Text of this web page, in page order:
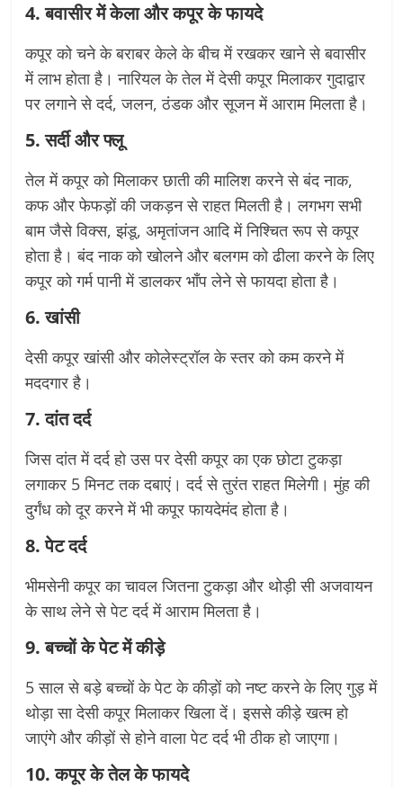
4. बवासीर में केला और कपूर के फायदे
कपूर को चने के बराबर केले के बीच में रखकर खाने से बवासीर
में लाभ होता है। नारियल के तेल में देसी कपूर मिलाकर गुदाद्वार
पर लगाने से दर्द, जलन, ठंडक और सूजन में आराम मिलता है।
5. सर्दी और फ्लू
तेल में कपूर को मिलाकर छाती की मालिश करने से बंद नाक,
कफ और फेफड़ों की जकड़न से राहत मिलती है। लगभग सभी
बाम जैसे विक्स, झंडू, अमृतांजन आदि में निश्चित रूप से कपूर
होता है। बंद नाक को खोलने और बलगम को ढीला करने के लिए
कपूर को गर्म पानी में डालकर भाँप लेने से फायदा होता है।
6. खांसी
देसी कपूर खांसी और कोलेस्ट्रॉल के स्तर को कम करने में
मददगार है।
7. दांत दर्द
जिस दांत में दर्द हो उस पर देसी कपूर का एक छोटा टुकड़ा
लगाकर 5 मिनट तक दबाएं। दर्द से तुरंत राहत मिलेगी। मुंह की
दुर्गंध को दूर करने में भी कपूर फायदेमंद होता है।
8. पेट दर्द
भीमसेनी कपूर का चावल जितना टुकड़ा और थोड़ी सी अजवायन
के साथ लेने से पेट दर्द में आराम मिलता है।
9. बच्चों के पेट में कीड़े
5 साल से बड़े बच्चों के पेट के कीड़ों को नष्ट करने के लिए गुड़ में
थोड़ा सा देसी कपूर मिलाकर खिला दें। इससे कीड़े खत्म हो
जाएंगे और कीड़ों से होने वाला पेट दर्द भी ठीक हो जाएगा।
10. कपूर के तेल के फायदे